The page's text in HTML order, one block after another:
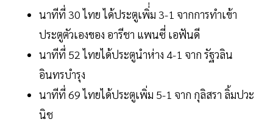
นาทีที่ 30 ไทย ได้ประตูเพิ่่ม 3-1 จากการทำเข้า
ประตูตัวเองของ อารีชา แพนซี่ เอฟันดี
นาทีที่ 52 ไทยได้ประตูนำห่าง 4-1 จาก รัฐวลิน
อินทรบำรุง
นาทีที่ 69 ไทยได้ประตูเพิ่ม 5-1 จาก กุลิสรา ลิ้มปวะ
นิช